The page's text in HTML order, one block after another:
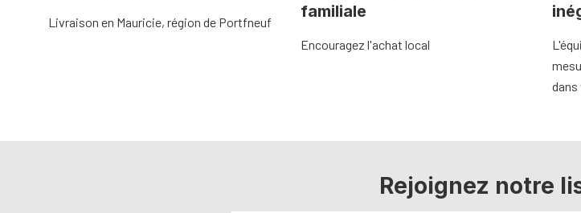
Livraison en Mauricie, région de Portfneuf
familiale
Encouragez l'achat local
Rejoignez notre